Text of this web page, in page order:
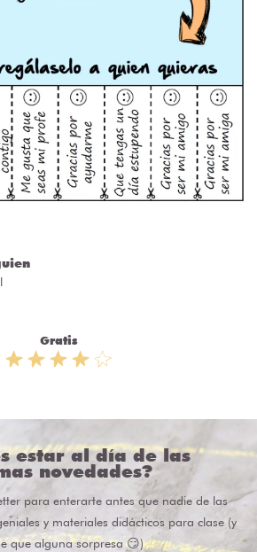
Gratis
estar al día de las
novedades?
para enterarte antes que nadie de las
y materiales didácticos para clase (y
que alguna sorpresa 😏)